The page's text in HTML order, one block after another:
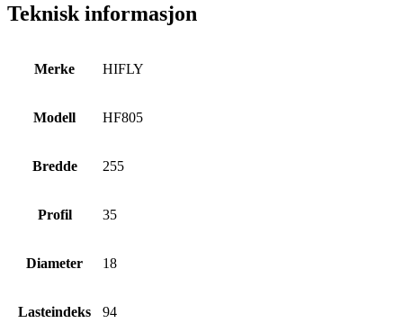
Teknisk informasjon
Merke HIFLY
Modell HF805
Bredde 255
Profil 35
Diameter 18
Lasteindeks 94